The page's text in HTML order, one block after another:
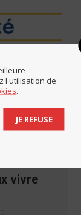
vivre
l'utilisation de
.
JE REFUSE